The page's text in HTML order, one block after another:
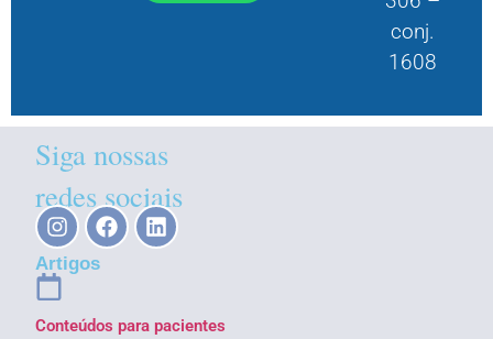
conj.
1608
Siga nossas
redes sociais
Artigos
Conteúdos para pacientes